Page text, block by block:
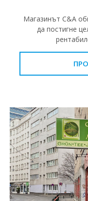
Магазинът C&A
да постигне